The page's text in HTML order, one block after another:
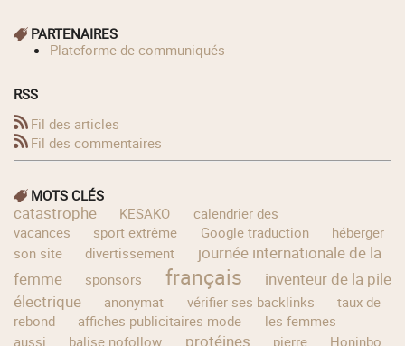
PARTENAIRES
Plateforme de communiqués
RSS
Fil des articles
Fil des commentaires
MOTS CLÉS
catastrophe KESAKO
calendrier des
vacances
sport extrême Google traduction
héberger
son site
divertissement
journée internationale de la
femme
sponsors français
inventeur de la pile
électrique
anonymat vérifier ses backlinks
taux de
rebond
affiches publicitaires mode
les femmes
aussi
balise nofollow protéines pierre
Honinbo